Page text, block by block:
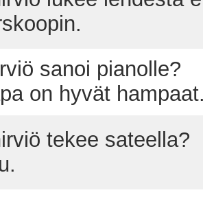
sanoi pianolle?
on hyvät
tekee sateella?